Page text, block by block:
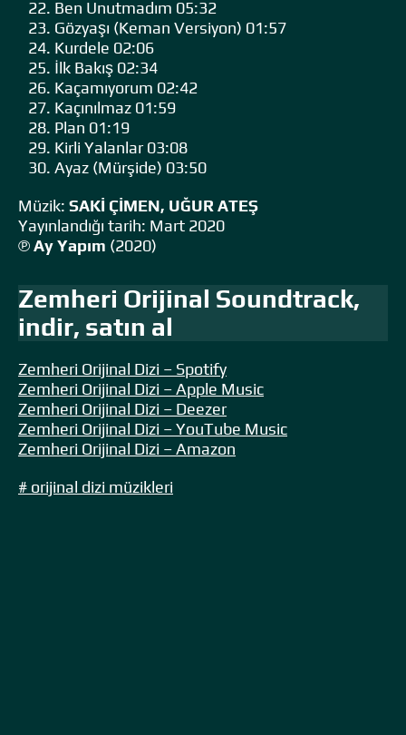
Ben Unutmadım 05:32
Gözyaşı (Keman Versiyon) 01:57
Kurdele 02:06
İlk Bakış 02:34
Kaçamıyorum 02:42
Kaçınılmaz 01:59
Plan 01:19
Kirli Yalanlar 03:08
Ayaz (Mürşide) 03:50
Müzik: SAKİ ÇİMEN, UĞUR ATEŞ
Yayınlandığı tarih: Mart 2020
℗Ay Yapım (2020)
Zemheri Orijinal Soundtrack,
indir, satın al
Zemheri Orijinal Dizi – Spotify
Zemheri Orijinal Dizi – Apple Music
Zemheri Orijinal Dizi – Deezer
Zemheri Orijinal Dizi – YouTube Music
Zemheri Orijinal Dizi – Amazon
# orijinal dizi müzikleri